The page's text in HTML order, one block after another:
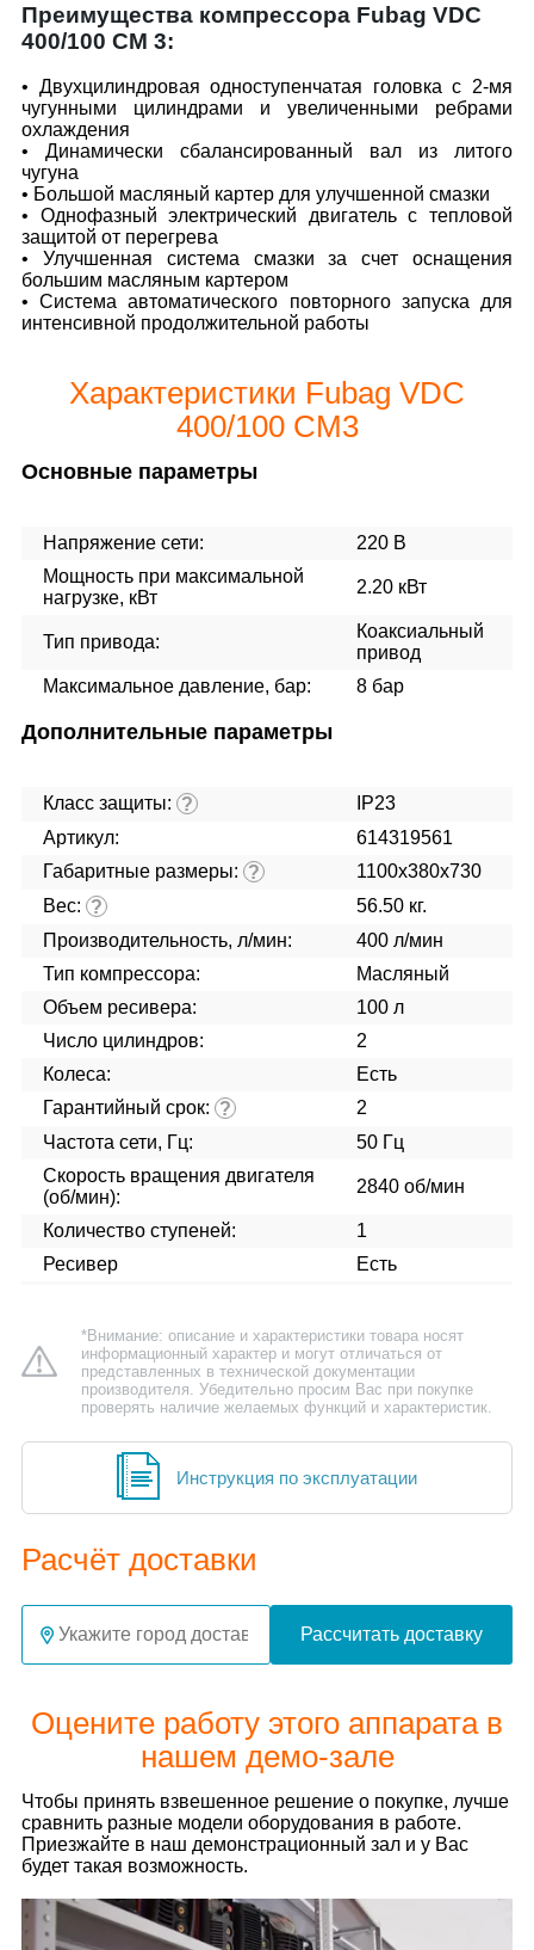
Преимущества компрессора Fubag VDC
400/100 CМ 3:
• Двухцилиндровая одноступенчатая головка с 2-мя
чугунными цилиндрами и увеличенными ребрами
охлаждения
• Динамически сбалансированный вал из литого
чугуна
• Большой масляный картер для улучшенной смазки
• Однофазный электрический двигатель с тепловой
защитой от перегрева
• Улучшенная система смазки за счет оснащения
большим масляным картером
• Система автоматического повторного запуска для
интенсивной продолжительной работы
Характеристики Fubag VDC
400/100 CM3
Основные параметры
Напряжение сети:
220 В
Мощность при максимальной
нагрузке, кВт
2.20 кВт
Тип привода:
Коаксиальный
привод
Максимальное давление, бар:
8 бар
Дополнительные параметры
Класс защиты: ?
IP23
Артикул:
614319561
Габаритные размеры: ?
1100х380х730
Вес: ?
56.50 кг.
Производительность, л/мин:
400 л/мин
Тип компрессора:
Масляный
Объем ресивера:
100 л
Число цилиндров:
2
Колеса:
Есть
Гарантийный срок: ?
2
Частота сети, Гц:
50 Гц
Скорость вращения двигателя
(об/мин):
2840 об/мин
Количество ступеней:
1
Ресивер
Есть
*Внимание: описание и характеристики товара носят
информационный характер и могут отличаться от
представленных в технической документации
производителя. Убедительно просим Вас при покупке
проверять наличие желаемых функций и характеристик.
Инструкция по эксплуатации
Расчёт доставки
Рассчитать доставку
Оцените работу этого аппарата в
нашем демо-зале
Чтобы принять взвешенное решение о покупке, лучше
сравнить разные модели оборудования в работе.
Приезжайте в наш демонстрационный зал и у Вас
будет такая возможность.